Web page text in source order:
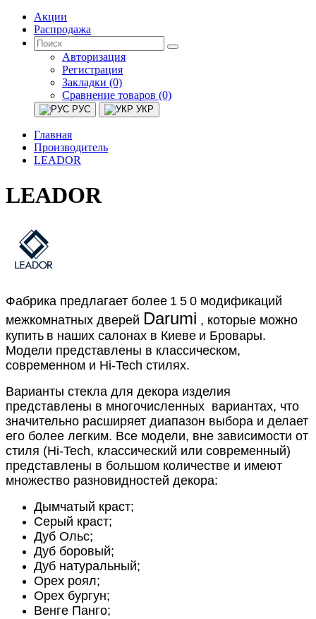
Акции
Распродажа
Авторизация
Регистрация
Закладки (0)
Сравнение товаров (0)
РУС УКР
Главная
Производитель
LEADOR
LEADOR
Фабрика предлагает более 1 5 0 модификаций
межкомнатных дверей Darumi , которые можно
купить в наших салонах в Киеве и Бровары.
Модели представлены в классическом,
современном и Hi-Tech стилях.
Варианты стекла для декора изделия
представлены в многочисленных вариантах, что
значительно расширяет диапазон выбора и делает
его более легким. Все модели, вне зависимости от
стиля (Hi-Tech, классический или современный)
представлены в большом количестве и имеют
множество разновидностей декора:
Дымчатый краст;
Серый краст;
Дуб Ольс;
Дуб боровый;
Дуб натуральный;
Орех роял;
Орех бургун;
Венге Панго;